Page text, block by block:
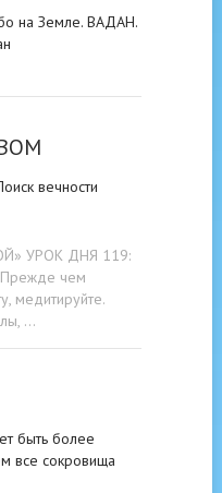
на Земле. ВАДАН.
вечности
УРОК ДНЯ 119:
Прежде чем
медитируйте.
…
быть более
все сокровища